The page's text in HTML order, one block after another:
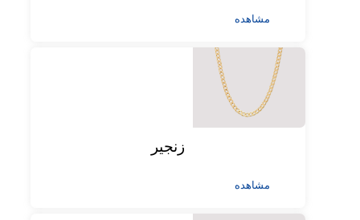
مشاهده
زنجیر
مشاهده